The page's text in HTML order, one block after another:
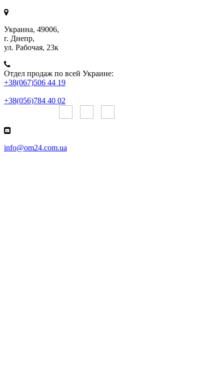
Украина, 49006,
г. Днепр,
ул. Рабочая, 23к
Отдел продаж по всей Украине:
+38(067)506 44 19
+38(056)784 40 02
info@om24.com.ua